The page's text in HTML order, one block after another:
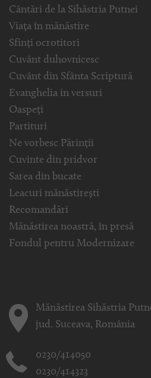
Cântări de la Sihăstria Putnei
Viața în mănăstire
Sfinți ocrotitori
Cuvânt duhovnicesc
Cuvânt din Sfânta Scriptură
Evanghelia in versuri
Oaspeți
Partituri
Ne vorbesc Părinții
Cuvinte din pridvor
Sarea din bucate
Leacuri mănăstirești
Recomandări
Mănăstirea noastră, în presă
Fondul pentru Modernizare
Mănăstirea Sihăstria
jud. Suceava, România
0230/414050
0230/414323